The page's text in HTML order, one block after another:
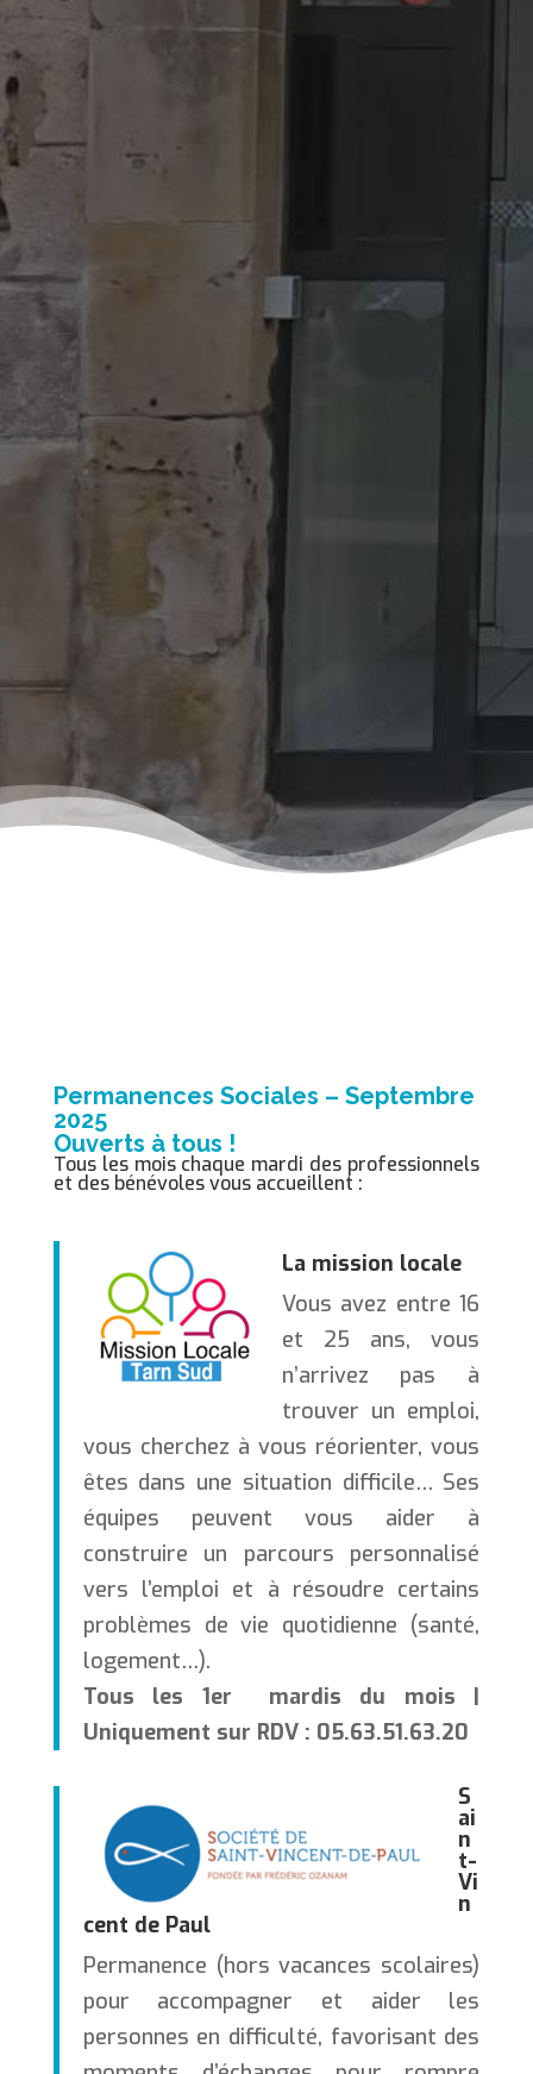
Permanences Sociales – Septembre
2025
Ouverts à tous !
Tous les mois chaque mardi des professionnels
et des bénévoles vous accueillent :
La mission locale
Vous avez entre 16
et 25 ans, vous
n’arrivez pas à
trouver un emploi,
vous cherchez à vous réorienter, vous
êtes dans une situation difficile… Ses
équipes peuvent vous aider à
construire un parcours personnalisé
vers l’emploi et à résoudre certains
problèmes de vie quotidienne (santé,
logement…).
Tous les 1er mardis du mois |
Uniquement sur RDV : 05.63.51.63.20
S
ai
n
t-
Vi
n
cent de Paul
Permanence (hors vacances scolaires)
pour accompagner et aider les
personnes en difficulté, favorisant des